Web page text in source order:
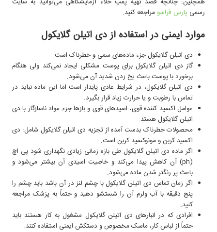
رسمی پارس فراسو مراجعه کنید.
موارد ایمنی در استفاده از دی اتیلن گلایکول
دی اتیلن گلایکول جزء ماده‌های سمی و خطرناک است.
گاز دی اتیلن گلایکول برای پوست مشکلی ایجاد نمی‌کند ولی هنگام
برخورد با پوست باعث یخ زدن شدید آن می‌شود.
دی اتیلن گلایکول، در شرایط عادی پایدار است اما این ماده نباید در
تماس با رطوبت و یا حرارت زیاد قرار بگیرد.
عوامل اکسید کننده قوی، اسیدهای قوی و بازها جزء مواد ناسازگار با دی
اتیلن گلایکول هستد.
محصولات خطرناک بدست آمده از تجزیه دی اتیلن گلایکول شامل: دی
اکسید کربن و مونوکسید کربن است.
اگر ماده دی اتیلن گلایکول طی بازه زمانی زیادی نگهداری شود پی اچ
(
ph) آن کاهش پیدا می‌کند و خاصیت اسیدی آن بیشتر می‌شود و
باعث پر رنگتر شدن ماده می‌شود.
اگر زمان تماس دی اتیلن گلایکول با چشم لنز در آن باشد باید چشم را
پنج دقیقه با آب ولرم آن را شستشو دهید و حتماً به پزشک مراجعه
کنید.
افرادی که در انبارهای دی اتیلن گلایکول مشغول به کار هستند باید
حتماً از لباس کار، ماسک مخصوص و دستکش ایمنی استفاده کنند.